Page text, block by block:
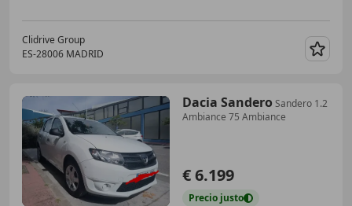
Clidrive Group
ES-28006 MADRID
Dacia Sandero Sandero 1.2
Ambiance 75 Ambiance
€ 6.199
Precio justo